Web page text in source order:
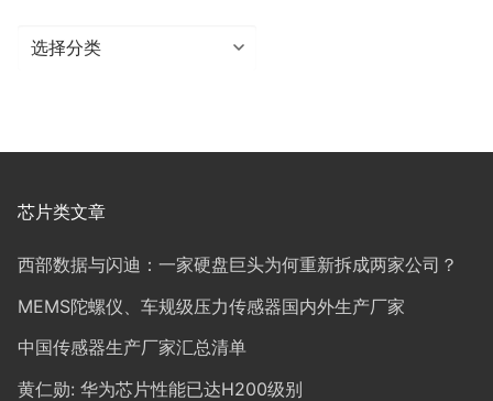
分
芯片类文章
西部数据与闪迪：一家硬盘巨头为何重新拆成两家公司？
MEMS陀螺仪、车规级压力传感器国内外生产厂家
中国传感器生产厂家汇总清单
黄仁勋: 华为芯片性能已达H200级别